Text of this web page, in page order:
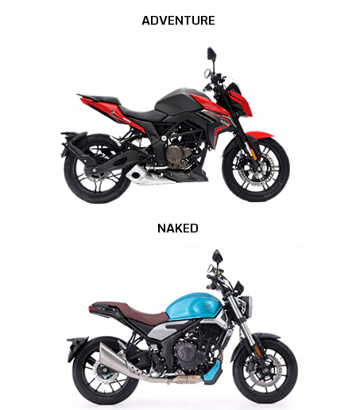
ADVENTURE
NAKED